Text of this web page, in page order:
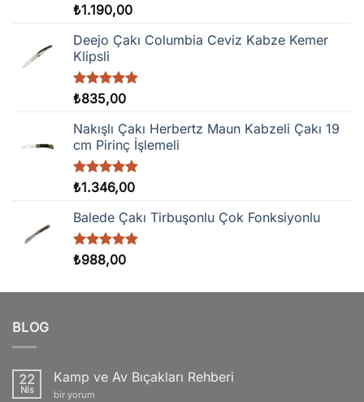
5 üzerinden
oy
aldı
₺1.190,00
Deejo Çakı Columbia Ceviz Kabze Kemer
Klipsli
5 üzerinden
oy
aldı
₺835,00
Nakışlı Çakı Herbertz Maun Kabzeli Çakı 19
cm Pirinç İşlemeli
5 üzerinden
aldı
₺1.346,00
Balede Çakı Tirbuşonlu Çok Fonksiyonlu
5 üzerinden
oy
₺988,00
BLOG
22
Nis
Kamp ve Av Bıçakları Rehberi
Kamp
bir yorum